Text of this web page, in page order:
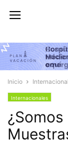
Inicio
Internacionales